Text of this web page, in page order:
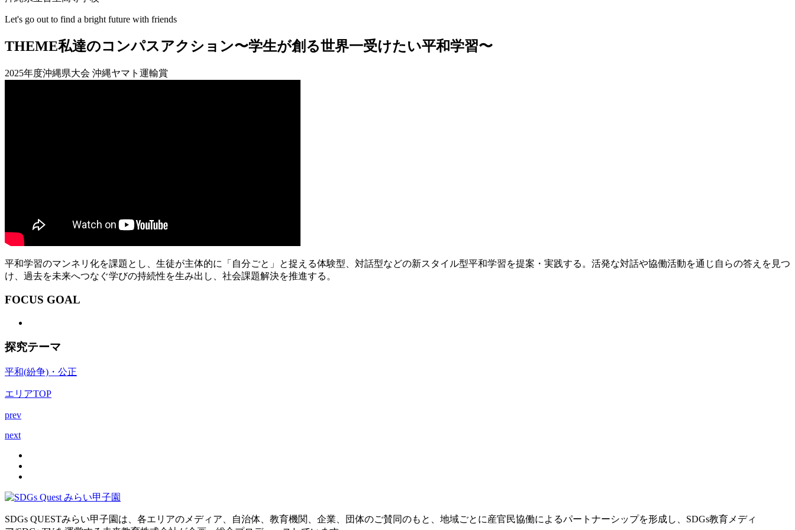
Let's go out to find a bright future with friends
THEME私達のコンパスアクション〜学生が創る世界一受けたい平和学習〜
2025年度沖縄県大会 沖縄ヤマト運輸賞
平和学習のマンネリ化を課題とし、生徒が主体的に「自分ごと」と捉える体験型、対話型などの新スタイル型平和学習を提案・実践する。活発な対話や協働活動を通じ自らの答えを見つ
け、過去を未来へつなぐ学びの持続性を生み出し、社会課題解決を推進する。
FOCUS GOAL
探究テーマ
平和(紛争)・公正
エリアTOP
prev
next
SDGs QUESTみらい甲子園は、各エリアのメディア、自治体、教育機関、企業、団体のご賛同のもと、地域ごとに産官民協働によるパートナーシップを形成し、SDGs教育メディ